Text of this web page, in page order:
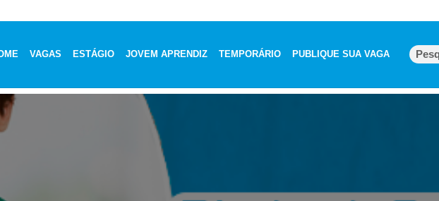
VAGAS ESTÁGIO JOVEM APRENDIZ TEMPORÁRIO PUBLIQUE SUA VAGA